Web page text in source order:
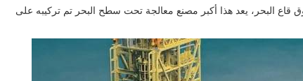
5100 طن، ومساحة 3300 متر مربع وارتفاع 26 مترًا فوق قاع البحر، يعد هذا أكبر مصنع معالجة تحت سطح البحر تم تركيبه على